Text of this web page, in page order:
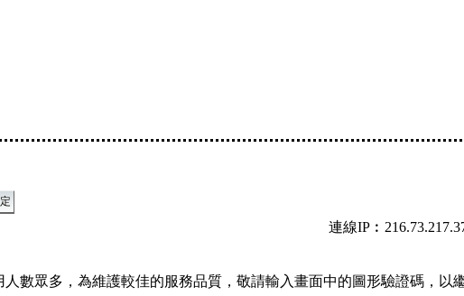
連線
數眾多，為維護較佳的服務品質，敬請輸入畫面中的圖形驗證碼，以